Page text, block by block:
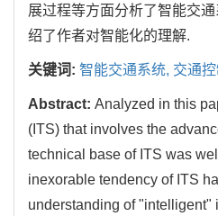
展过程等方面分析了智能交
绍了作者对智能化的理解.
关键词: 智能交通系统, 交通
Abstract: Analyzed in this
(ITS) that involves the
technical base of ITS was
inexorable tendency of ITS
understanding of "intelligent"